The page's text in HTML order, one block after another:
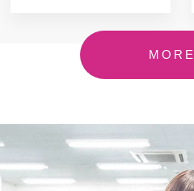
MORE